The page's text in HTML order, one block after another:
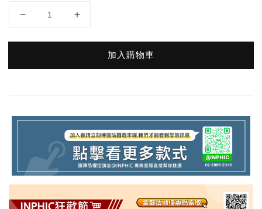
加入購物車